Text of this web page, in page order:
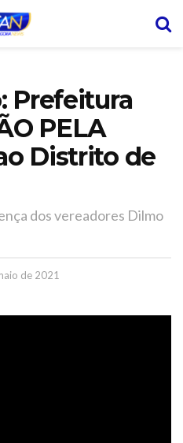
Prefeitura
PELA
Distrito de
dos vereadores Dilmo
de 2021